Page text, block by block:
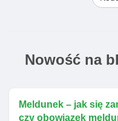
Nowość na
Meldunek – jak się
czy obowiązek